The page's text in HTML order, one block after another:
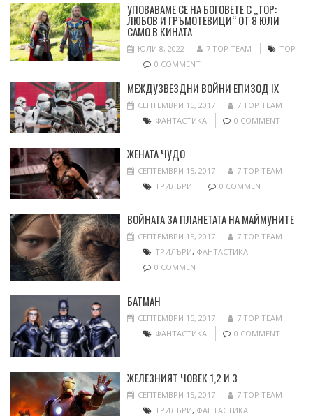
УПОВАВАМЕ СЕ НА БОГОВЕТЕ С „ТОР:
ЛЮБОВ И ГРЪМОТЕВИЦИ“ ОТ 8 ЮЛИ
САМО В КИНАТА
ЮЛИ 8, 2022 7 TOP TEAM
ТОР
0 COMMENT
МЕЖДУЗВЕЗДНИ ВОЙНИ ЕПИЗОД IX
СЕПТЕМВРИ 15, 2017
7 TOP TEAM
ФАНТАСТИКА
0 COMMENT
ЖЕНАТА ЧУДО
СЕПТЕМВРИ 15, 2017
7 TOP TEAM
ТРИЛЪРИ
0 COMMENT
ВОЙНАТА ЗА ПЛАНЕТАТА НА МАЙМУНИТЕ
СЕПТЕМВРИ 15, 2017
7 TOP TEAM
ТРИЛЪРИ, ФАНТАСТИКА
0 COMMENT
БАТМАН
СЕПТЕМВРИ 15, 2017
7 TOP TEAM
ФАНТАСТИКА
0 COMMENT
ЖЕЛЕЗНИЯТ ЧОВЕК 1,2 И 3
СЕПТЕМВРИ 15, 2017
7 TOP TEAM
ТРИЛЪРИ, ФАНТАСТИКА